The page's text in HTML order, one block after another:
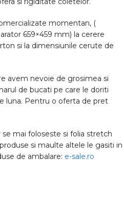
momentan, (
659×459 mm) la cerere
si la dimensiunile cerute de
avem nevoie de grosimea si
de bucati pe care le doriti
luna. Pentru o oferta de pret
mai foloseste si folia stretch
si maulte altele le gasiti in
de ambalare: e-sale.ro